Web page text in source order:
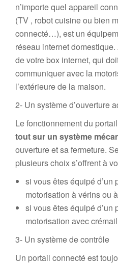
n’importe quel appareil
(TV , robot cuisine ou bien
connecté…), est un
réseau internet
de votre box internet, qui
communiquer avec la
l’extérieure de la maison.
2- Un système d’ouverture
Le fonctionnement du
tout sur un système
ouverture et sa fermeture.
plusieurs choix s’offrent à
si vous êtes équipé d’un
motorisation à vérins ou
si vous êtes équipé
motorisation avec
3- Un système de contrôle
Un portail connecté est